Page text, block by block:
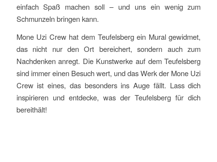
einfach Spaß machen soll – und uns ein wenig zum
Schmunzeln bringen kann.
Mone Uzi Crew hat dem Teufelsberg ein Mural gewidmet,
das nicht nur den Ort bereichert, sondern auch zum
Nachdenken anregt. Die Kunstwerke auf dem Teufelsberg
sind immer einen Besuch wert, und das Werk der Mone Uzi
Crew ist eines, das besonders ins Auge fällt. Lass dich
inspirieren und entdecke, was der Teufelsberg für dich
bereithält!